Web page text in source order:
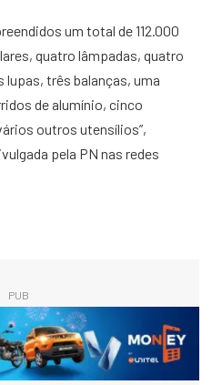
um total de 112.000
quatro lâmpadas, quatro
três balanças, uma
de alumínio, cinco
outros utensílios”,
pela PN nas redes
PUB